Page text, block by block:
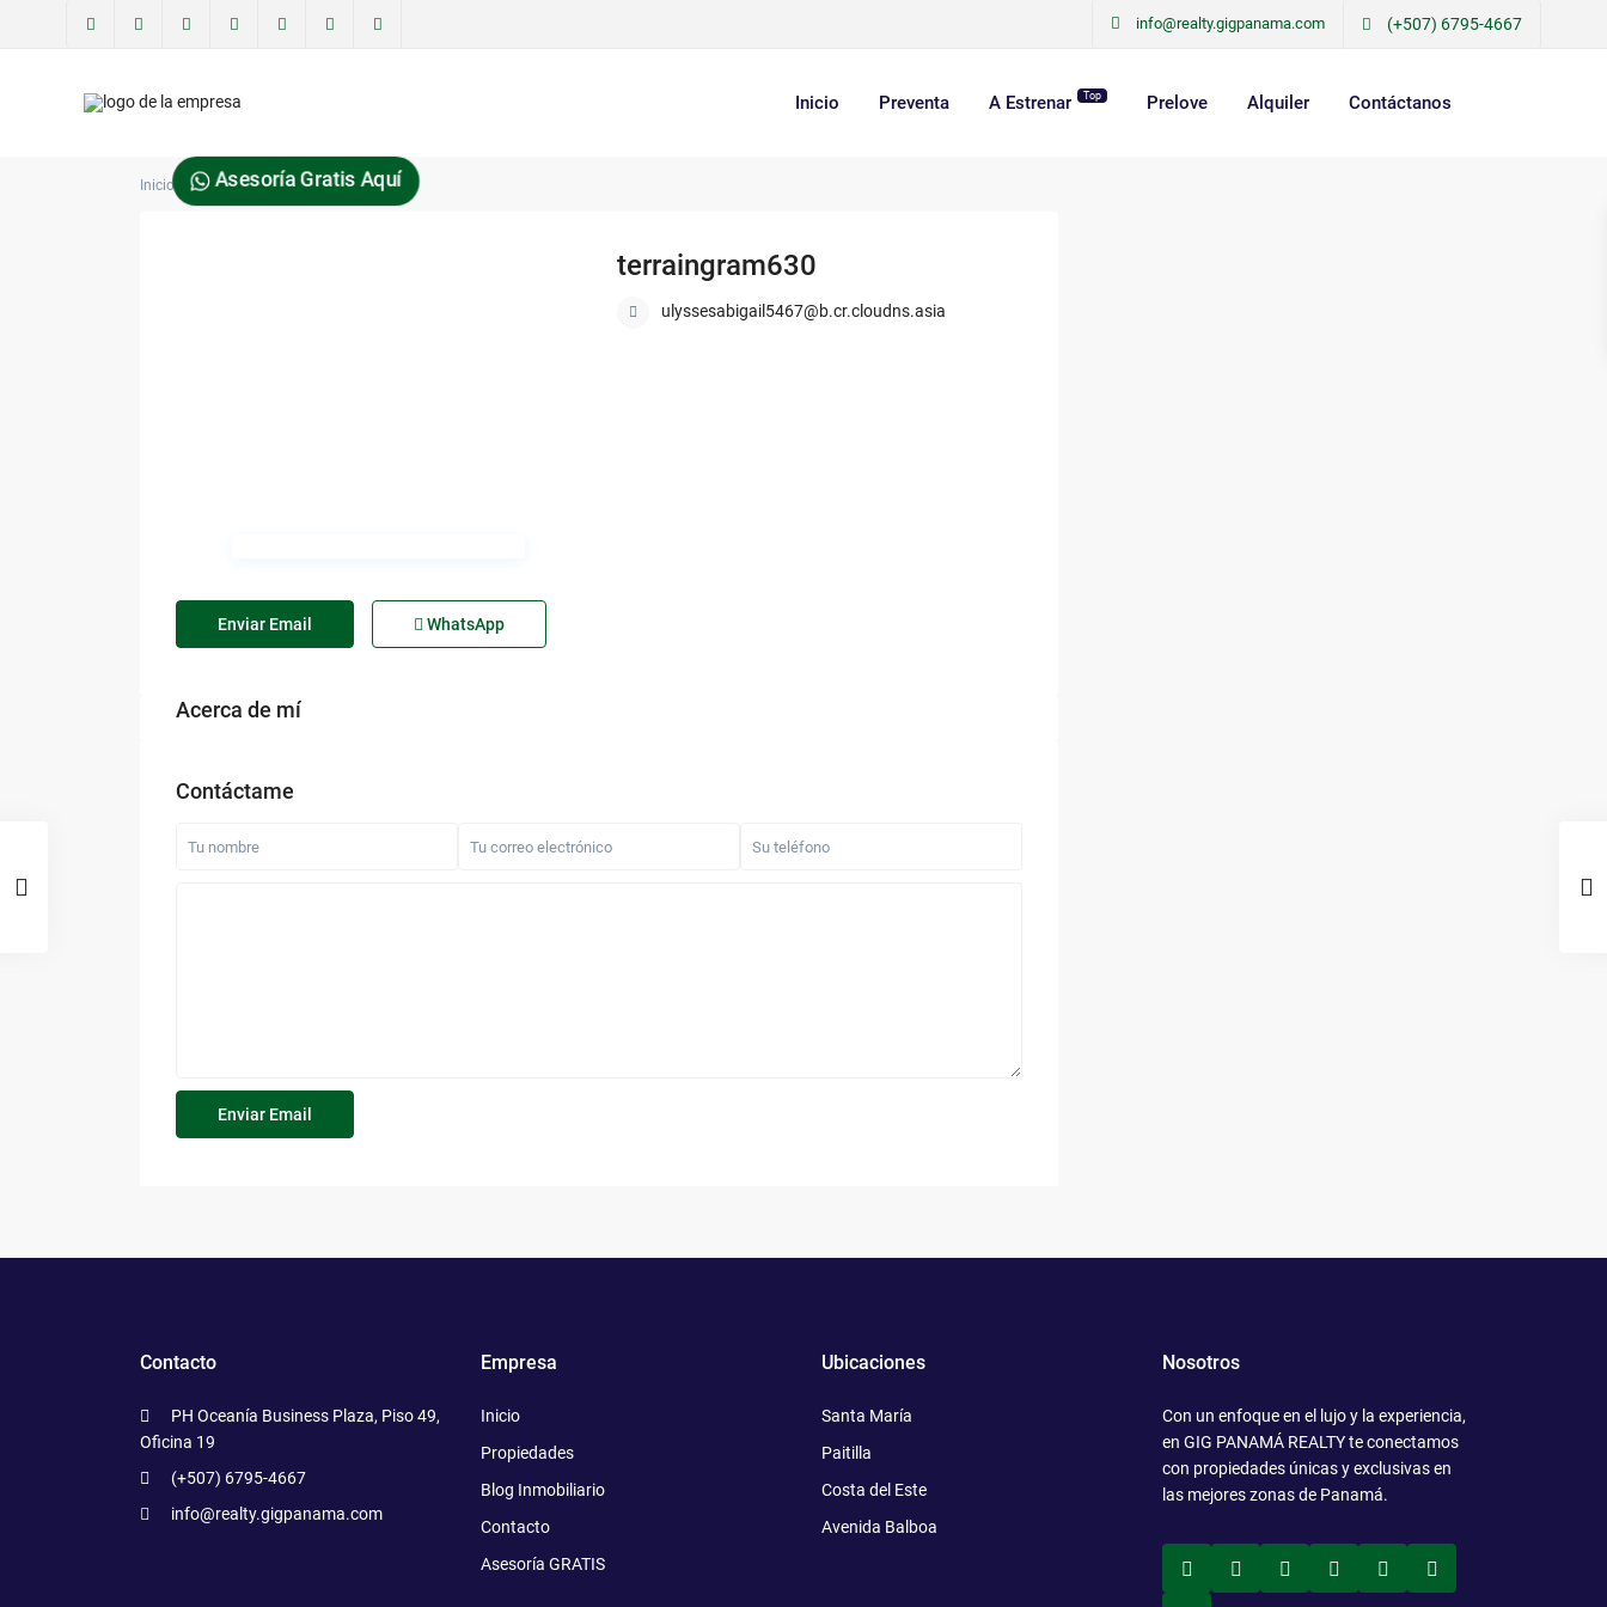
info@realty.gigpanama.com (+507) 6795-4667
Inicio Preventa A Estrenar Top Prelove Alquiler Contáctanos
Asesoría Gratis Aquí
Inicio terraingram630
terraingram630
ulyssesabigail5467@b.cr.cloudns.asia
Enviar Email WhatsApp
Acerca de mí
Contáctame
Contacto
PH Oceanía Business Plaza, Piso 49,
Oficina 19
(+507) 6795-4667
info@realty.gigpanama.com
Empresa
Inicio
Propiedades
Blog Inmobiliario
Contacto
Asesoría GRATIS
Ubicaciones
Santa María
Paitilla
Costa del Este
Avenida Balboa
Nosotros
Con un enfoque en el lujo y la experiencia,
en GIG PANAMÁ REALTY te conectamos
con propiedades únicas y exclusivas en
las mejores zonas de Panamá.